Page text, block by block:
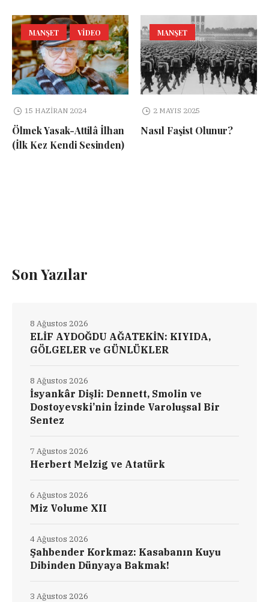
MANŞET VIDEO
15 HAZIRAN 2024
Ölmek Yasak-Attilâ İlhan
(İlk Kez Kendi Sesinden)
MANŞET
2 MAYIS 2025
Nasıl Faşist Olunur?
Son Yazılar
ELİF AYDOĞDU AĞATEKİN: KIYIDA,
GÖLGELER ve GÜNLÜKLER
8 Ağustos 2026
İsyankâr Dişli: Dennett, Smolin ve
Dostoyevski’nin İzinde Varoluşsal Bir
Sentez
8 Ağustos 2026
Herbert Melzig ve Atatürk
7 Ağustos 2026
Miz Volume XII
6 Ağustos 2026
Şahbender Korkmaz: Kasabanın Kuyu
Dibinden Dünyaya Bakmak!
4 Ağustos 2026
3 Ağustos 2026